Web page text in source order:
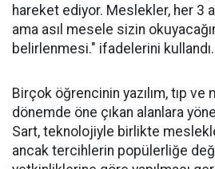
hareket ediyor. Meslekler, her 3
ama asıl mesele sizin
belirlenmesi." ifadelerini kullandı.
Birçok öğrencinin yazılım, tıp
dönemde öne çıkan alanlara
Sart, teknolojiyle birlikte
ancak tercihlerin popülerliğe